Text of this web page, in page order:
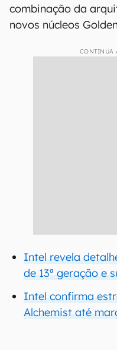
combinação da
novos núcleos
CONTINUA
Intel revela
de 13ª geração e
Intel confirma
Alchemist até